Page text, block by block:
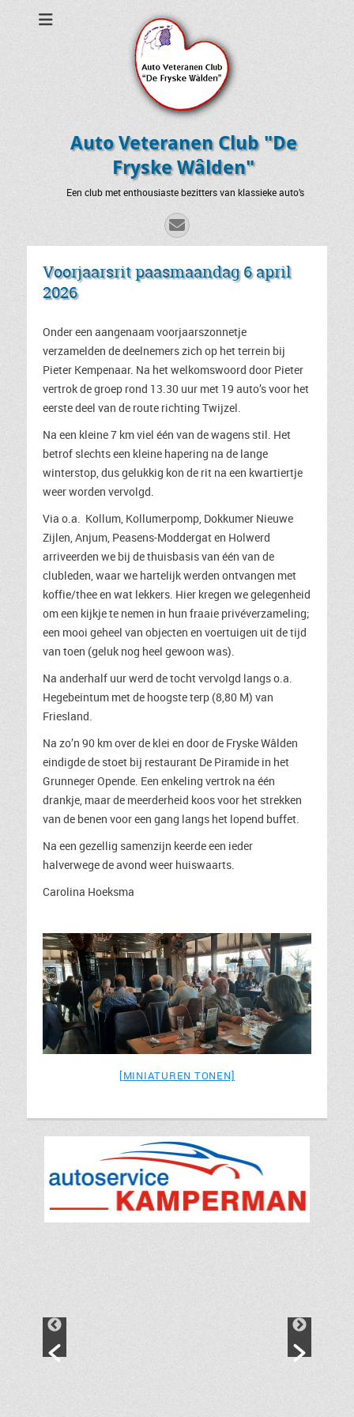
Auto Veteranen Club "De
Fryske Wâlden"
Een club met enthousiaste bezitters van klassieke auto’s
E-
mail
Voorjaarsrit paasmaandag 6 april
2026
Onder een aangenaam voorjaarszonnetje
verzamelden de deelnemers zich op het terrein bij
Pieter Kempenaar. Na het welkomswoord door Pieter
vertrok de groep rond 13.30 uur met 19 auto’s voor het
eerste deel van de route richting Twijzel.
Na een kleine 7 km viel één van de wagens stil. Het
betrof slechts een kleine hapering na de lange
winterstop, dus gelukkig kon de rit na een kwartiertje
weer worden vervolgd.
Via o.a. Kollum, Kollumerpomp, Dokkumer Nieuwe
Zijlen, Anjum, Peasens-Moddergat en Holwerd
arriveerden we bij de thuisbasis van één van de
clubleden, waar we hartelijk werden ontvangen met
koffie/thee en wat lekkers. Hier kregen we gelegenheid
om een kijkje te nemen in hun fraaie privéverzameling;
een mooi geheel van objecten en voertuigen uit de tijd
van toen (geluk nog heel gewoon was).
Na anderhalf uur werd de tocht vervolgd langs o.a.
Hegebeintum met de hoogste terp (8,80 M) van
Friesland.
Na zo’n 90 km over de klei en door de Fryske Wâlden
eindigde de stoet bij restaurant De Piramide in het
Grunneger Opende. Een enkeling vertrok na één
drankje, maar de meerderheid koos voor het strekken
van de benen voor een gang langs het lopend buffet.
Na een gezellig samenzijn keerde een ieder
halverwege de avond weer huiswaarts.
Carolina Hoeksma
[MINIATUREN TONEN]